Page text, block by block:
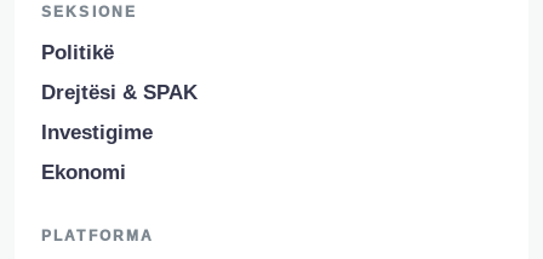
SEKSIONE
Politikë
Drejtësi & SPAK
Investigime
Ekonomi
PLATFORMA